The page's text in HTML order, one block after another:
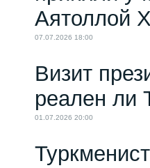
Аятоллой
07.07.2026 18:00
Визит
реален ли
01.07.2026 20:00